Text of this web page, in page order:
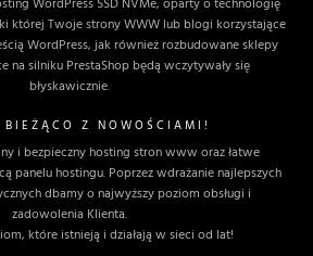
WordPress SSD NVMe, oparty o technologię
której Twoje strony WWW lub blogi korzystające
WordPress, jak również rozbudowane sklepy
na silniku PrestaShop będą wczytywały się
błyskawicznie.
Z NOWOŚCIAMI!
i bezpieczny hosting stron www oraz łatwe
panelu hostingu. Poprzez wdrażanie najlepszych
dbamy o najwyższy poziom obsługi i
zadowolenia Klienta.
które istnieją i działają w sieci od lat!